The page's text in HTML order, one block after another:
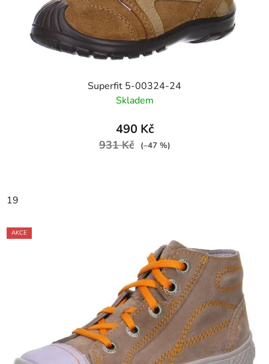
Superfit 5-00324-24
Skladem
490 Kč
931 Kč (–47 %)
19
AKCE